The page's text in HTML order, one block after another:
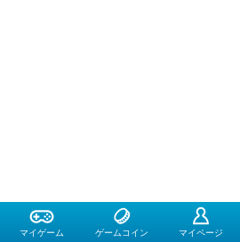
マイゲーム ゲームコイン マイページ